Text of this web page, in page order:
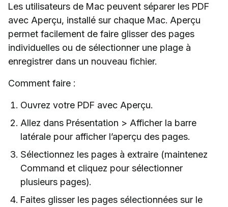
Les utilisateurs de Mac peuvent séparer les PDF
avec Aperçu, installé sur chaque Mac. Aperçu
permet facilement de faire glisser des pages
individuelles ou de sélectionner une plage à
enregistrer dans un nouveau fichier.
Comment faire :
Ouvrez votre PDF avec Aperçu.
Allez dans Présentation > Afficher la barre
latérale pour afficher l’aperçu des pages.
Sélectionnez les pages à extraire (maintenez
Command et cliquez pour sélectionner
plusieurs pages).
Faites glisser les pages sélectionnées sur le